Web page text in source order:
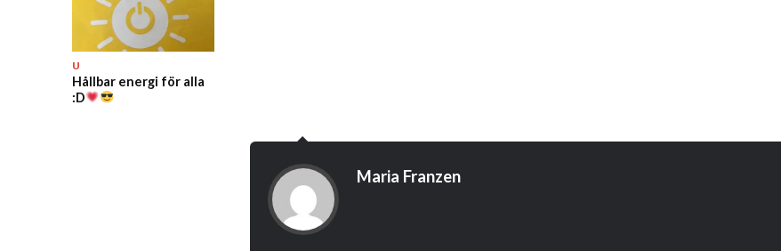
U
Hållbar energi för alla
:D
Maria Franzen